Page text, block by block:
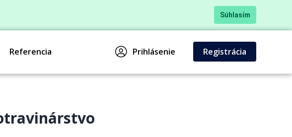
Súhlasím
Referencia Prihlásenie Registrácia